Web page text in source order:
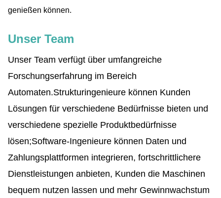
genießen können.
Unser Team
Unser Team verfügt über umfangreiche
Forschungserfahrung im Bereich
Automaten.Strukturingenieure können Kunden
Lösungen für verschiedene Bedürfnisse bieten und
verschiedene spezielle Produktbedürfnisse
lösen;Software-Ingenieure können Daten und
Zahlungsplattformen integrieren, fortschrittlichere
Dienstleistungen anbieten, Kunden die Maschinen
bequem nutzen lassen und mehr Gewinnwachstum